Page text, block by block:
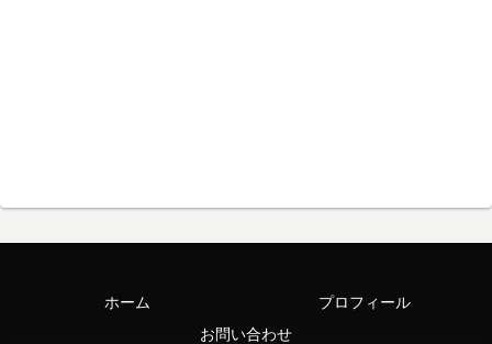
ホーム
プロフィール
お問い合わせ